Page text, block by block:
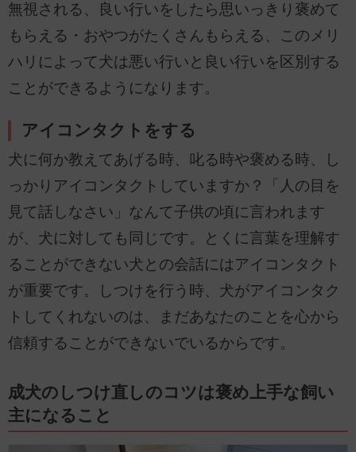
無視される、良い行いをしたら思いっきり褒めて
もらえる・おやつがたくさんもらえる、このメリ
ハリによって犬は悪い行いと良い行いを区別する
ことができるようになります。
アイコンタクトをする
犬に何か教えてあげる時、叱る時や褒める時、し
っかりアイコンタクトしていますか？「人の目を
見て話しなさい」なんて子供の頃に言われます
が、犬に対しても同じです。とくに言葉を理解す
ることができない犬との会話にはアイコンタクト
が重要です。しつけを行う時、犬がアイコンタク
トしてくれないのは、まだあなたのことを心から
信頼することができないでいるからです。
成犬のしつけ直しのコツは褒め上手な飼い
主になること